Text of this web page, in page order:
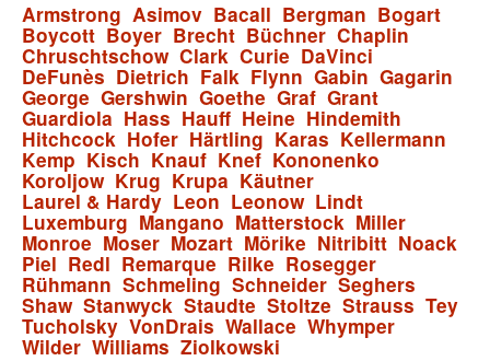
Armstrong Asimov Bacall Bergman Bogart
Boycott Boyer Brecht Büchner Chaplin
Chruschtschow Clark Curie DaVinci
DeFunès Dietrich Falk Flynn Gabin Gagarin
George Gershwin Goethe Graf Grant
Guardiola Hass Hauff Heine Hindemith
Hitchcock Hofer Härtling Karas Kellermann
Kemp Kisch Knauf Knef Kononenko
Koroljow Krug Krupa Käutner
Laurel & Hardy Leon Leonow Lindt
Luxemburg Mangano Matterstock Miller
Monroe Moser Mozart Mörike Nitribitt Noack
Piel Redl Remarque Rilke Rosegger
Rühmann Schmeling Schneider Seghers
Shaw Stanwyck Staudte Stoltze Strauss Tey
Tucholsky VonDrais Wallace Whymper
Wilder Williams Ziolkowski